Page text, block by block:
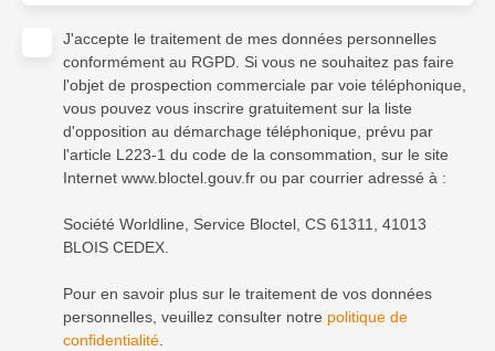
J'accepte le traitement de mes données personnelles
conformément au RGPD. Si vous ne souhaitez pas faire
l'objet de prospection commerciale par voie téléphonique,
vous pouvez vous inscrire gratuitement sur la liste
d'opposition au démarchage téléphonique, prévu par
l'article L223-1 du code de la consommation, sur le site
Internet www.bloctel.gouv.fr ou par courrier adressé à :
Société Worldline, Service Bloctel, CS 61311, 41013
BLOIS CEDEX.
Pour en savoir plus sur le traitement de vos données
personnelles, veuillez consulter notre politique de
confidentialité.